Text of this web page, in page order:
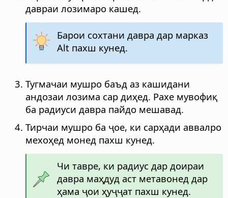
давраи лозимаро кашед.
Барои сохтани давра дар марказ
Alt пахш кунед.
Тугмачаи мушро баъд аз кашидани
андозаи лозима сар диҳед. Рахе мувофиқ
ба радиуси давра пайдо мешавад.
Тирчаи мушро ба ҷое, ки сарҳади аввалро
мехоҳед монед пахш кунед.
Чи тавре, ки радиус дар доираи
давра маҳдуд аст метавонед дар
ҳама ҷои ҳуҷҷат пахш кунед.